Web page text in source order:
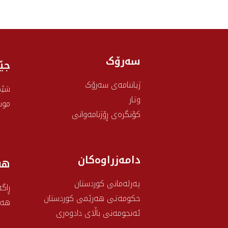
سەرۆک
ژیاننامەی سەرۆک
وتار
کۆنگرەی ڕۆژنامەوانی
دامەزراوەکان
پەرلەمانی کوردستان
حکومەتی هەرێمی کوردستان
ئەنجومەنی باڵای دادوەری